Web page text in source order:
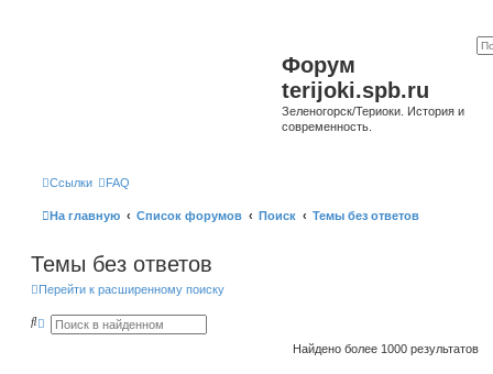
Форум
terijoki.spb.ru
Зеленогорск/Териоки. История и
современность.
Ссылки FAQ
На главную Список форумов Поиск Темы без ответов
Темы без ответов
Перейти к расширенному поиску
П Р
Найдено более 1000 результатов